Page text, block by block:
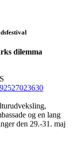
dilemma
og en lang
den 29.-31. maj